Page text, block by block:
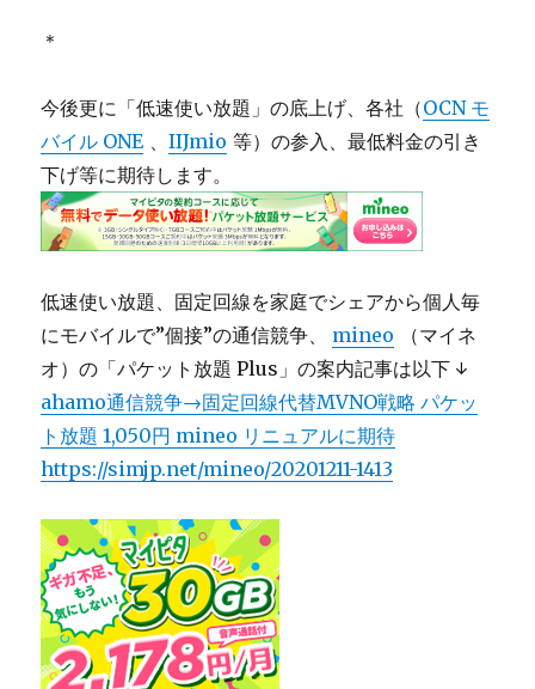
＊
今後更に「低速使い放題」の底上げ、各社（OCN モ
バイル ONE 、IIJmio 等）の参入、最低料金の引き
下げ等に期待します。
低速使い放題、固定回線を家庭でシェアから個人毎
にモバイルで”個接”の通信競争、 mineo
（マイネ
オ）の「パケット放題 Plus」の案内記事は以下 ↓
ahamo通信競争→固定回線代替MVNO戦略 パケッ
ト放題 1,050円 mineo リニュアルに期待
https://simjp.net/mineo/20201211-1413